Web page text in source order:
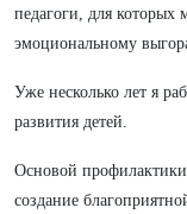
педагоги, для которых
эмоциональному
Уже несколько лет я
развития детей.
Основой профилактики
создание